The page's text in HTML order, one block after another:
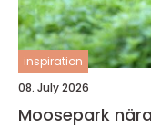
inspiration
08. July 2026
Moosepark nära möten med skogens